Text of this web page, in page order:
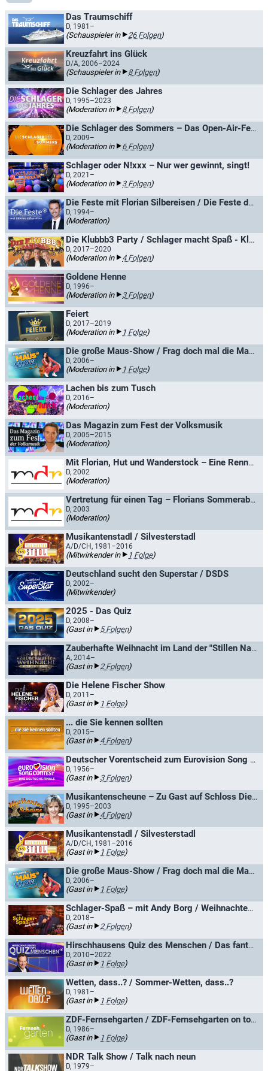
Das Traumschiff
D, 1981–
(Schauspieler in 26 Folgen)
Kreuzfahrt ins Glück
D/A, 2006–2024
(Schauspieler in 8 Folgen)
Die Schlager des Jahres
D, 1995–2023
(Moderation in 8 Folgen)
Die Schlager des Sommers – Das Open-Air-Festival
D, 2009–
(Moderation in 6 Folgen)
Schlager oder N!xxx – Nur wer gewinnt, singt!
D, 2021–
(Moderation in 3 Folgen)
Die Feste mit Florian Silbereisen / Die Feste der Volksmusik
D, 1994–
(Moderation)
Die Klubbb3 Party / Schlager macht Spaß - Klubbb3 in den Bergen
D, 2017–2020
(Moderation in 4 Folgen)
Goldene Henne
D, 1996–
(Moderation in 3 Folgen)
Feiert
D, 2017–2019
(Moderation in 1 Folge)
Die große Maus-Show / Frag doch mal die Maus
D, 2006–
(Moderation in 1 Folge)
Lachen bis zum Tusch
D, 2016–
(Moderation)
Das Magazin zum Fest der Volksmusik
D, 2005–2015
(Moderation)
Mit Florian, Hut und Wanderstock – Eine Rennsteigwanderung mit Florian Silbereisen
D, 2002
(Moderation)
Vertretung für einen Tag – Florians Sommerabenteuer
D, 2003
(Moderation)
Musikantenstadl / Silvesterstadl
A/D/CH, 1981–2016
(Mitwirkender in 1 Folge)
Deutschland sucht den Superstar / DSDS
D, 2002–
(Mitwirkender)
2025 - Das Quiz
D, 2008–
(Gast in 5 Folgen)
Zauberhafte Weihnacht im Land der "Stillen Nacht"
A, 2014–
(Gast in 2 Folgen)
Die Helene Fischer Show
D, 2011–
(Gast in 1 Folge)
... die Sie kennen sollten
D, 2015–
(Gast in 4 Folgen)
Deutscher Vorentscheid zum Eurovision Song Contest / Deutscher Vorentscheid zum Grand Prix Eurovision de la Chanson
D, 1956–
(Gast in 3 Folgen)
Musikantenscheune – Zu Gast auf Schloss Diedersdorf
D, 1995–2003
(Gast in 4 Folgen)
Musikantenstadl / Silvesterstadl
A/D/CH, 1981–2016
(Gast in 1 Folge)
Die große Maus-Show / Frag doch mal die Maus
D, 2006–
(Gast in 1 Folge)
Schlager-Spaß – mit Andy Borg / Weihnachten mit Andy Borg
D, 2018–
(Gast in 2 Folgen)
Hirschhausens Quiz des Menschen / Das fantastische Quiz des Menschen
D, 2010–2022
(Gast in 1 Folge)
Wetten, dass..? / Sommer-Wetten, dass..?
D, 1981–
(Gast in 1 Folge)
ZDF-Fernsehgarten / ZDF-Fernsehgarten on tour
D, 1986–
(Gast in 1 Folge)
NDR Talk Show / Talk nach neun
D, 1979–